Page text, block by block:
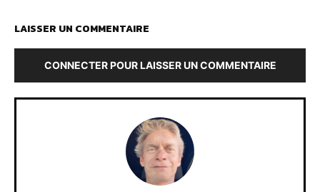
LAISSER UN COMMENTAIRE
CONNECTER POUR LAISSER UN COMMENTAIRE